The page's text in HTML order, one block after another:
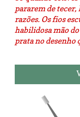
pararem de tecer,
razões. Os fios
habilidosa mão
prata no desenho